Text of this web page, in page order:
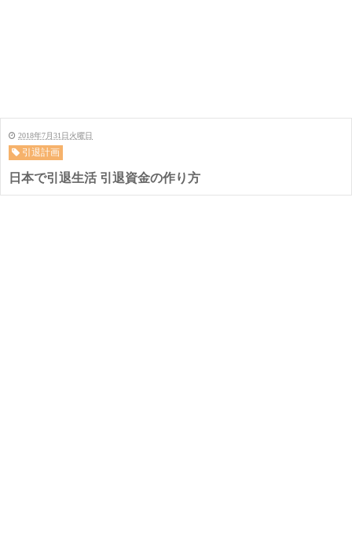
2018年7月31日火曜日
引退計画
日本で引退生活 引退資金の作り方